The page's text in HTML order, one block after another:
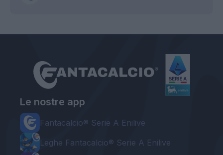
Le nostre app
Fantacalcio® Serie A Enilive
Leghe Fantacalcio® Serie A Enilive